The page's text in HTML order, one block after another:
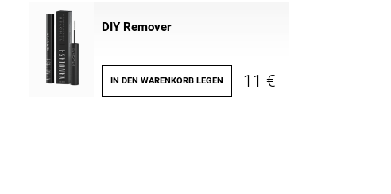
DIY Remover
IN DEN WARENKORB LEGEN 11 €